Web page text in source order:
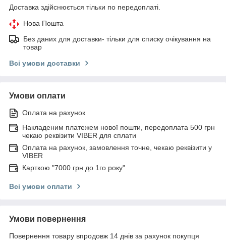
Доставка здійснюється тільки по передоплаті.
Нова Пошта
Без даних для доставки- тільки для списку очікування на
товар
Всі умови доставки
Умови оплати
Оплата на рахунок
Накладеним платежем нової пошти, передоплата 500 грн
чекаю реквізити VIBER для сплати
Оплата на рахунок, замовлення точне, чекаю реквізити у
VIBER
Карткою "7000 грн до 1го року"
Всі умови оплати
Умови повернення
Повернення товару впродовж 14 днів за рахунок покупця